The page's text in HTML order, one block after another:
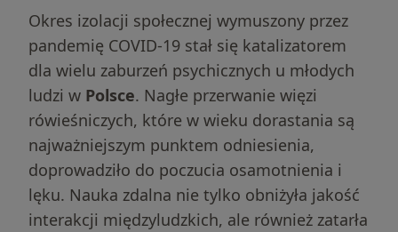
Okres izolacji społecznej wymuszony przez
pandemię COVID-19 stał się katalizatorem
dla wielu zaburzeń psychicznych u młodych
ludzi w Polsce. Nagłe przerwanie więzi
rówieśniczych, które w wieku dorastania są
najważniejszym punktem odniesienia,
doprowadziło do poczucia osamotnienia i
lęku. Nauka zdalna nie tylko obniżyła jakość
interakcji międzyludzkich, ale również zatarła